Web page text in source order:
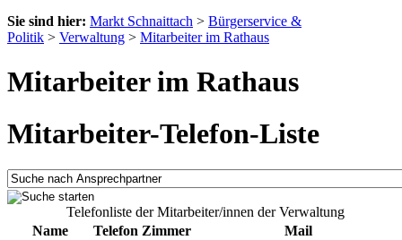
Sie sind hier: Markt Schnaittach > Bürgerservice &
Politik > Verwaltung > Mitarbeiter im Rathaus
Mitarbeiter im Rathaus
Mitarbeiter-Telefon-Liste
Telefonliste der Mitarbeiter/innen der Verwaltung
Name
Telefon Zimmer
Mail